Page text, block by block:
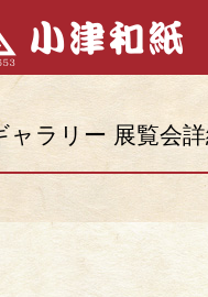
ャラリー 展覧会